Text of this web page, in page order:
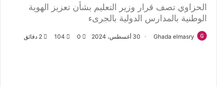
الحزاوي تصف قرار وزير التعليم بشأن تعزيز الهوية
الوطنية بالمدارس الدولية بالجرىء
Ghada elmasry 30 أغسطس، 2024 0
104